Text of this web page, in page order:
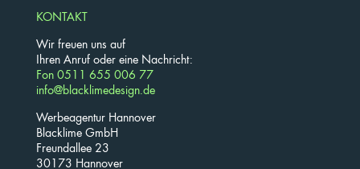
KONTAKT
Wir freuen uns auf
Ihren Anruf oder eine Nachricht:
Fon 0511 655 006 77
info@blacklimedesign.de
Werbeagentur Hannover
Blacklime GmbH
Freundallee 23
30173 Hannover